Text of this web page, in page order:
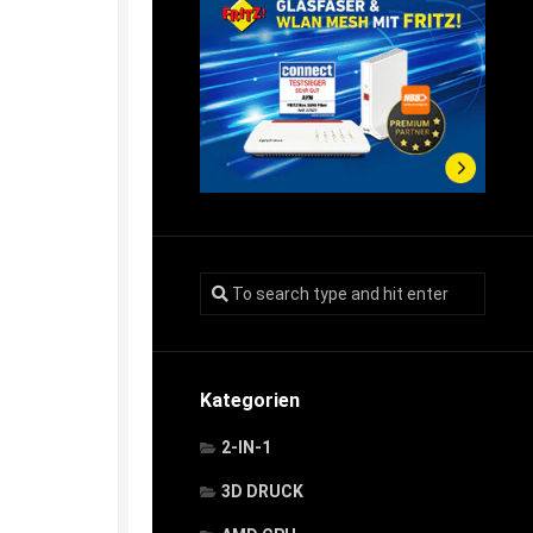
Kategorien
2-IN-1
3D DRUCK